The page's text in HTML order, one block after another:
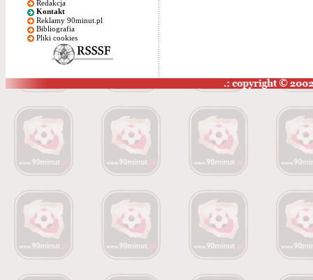
Redakcja
Kontakt
Reklamy 90minut.pl
Bibliografia
Pliki cookies